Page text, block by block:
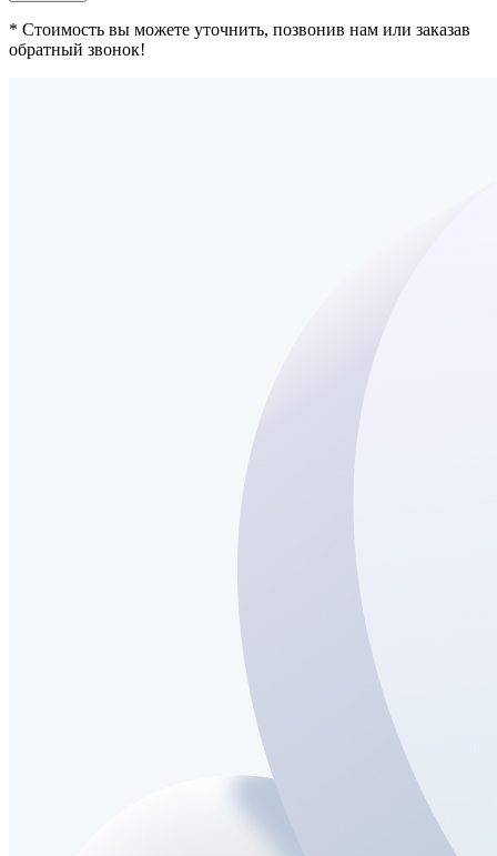
* Стоимость вы можете уточнить, позвонив нам или заказав
обратный звонок!